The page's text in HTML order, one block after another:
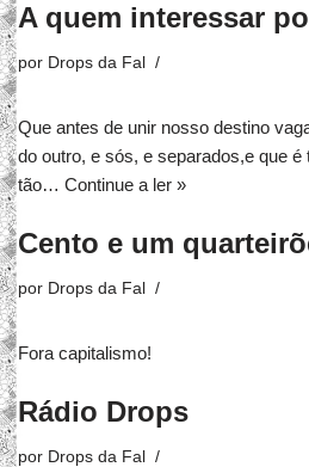
A quem interessar
por Drops da Fal
Que antes de unir nosso destino
do outro, e sós, e separados,e que é
tão… Continue a ler »
Cento e um
por Drops da Fal
Fora capitalismo!
Rádio Drops
por Drops da Fal